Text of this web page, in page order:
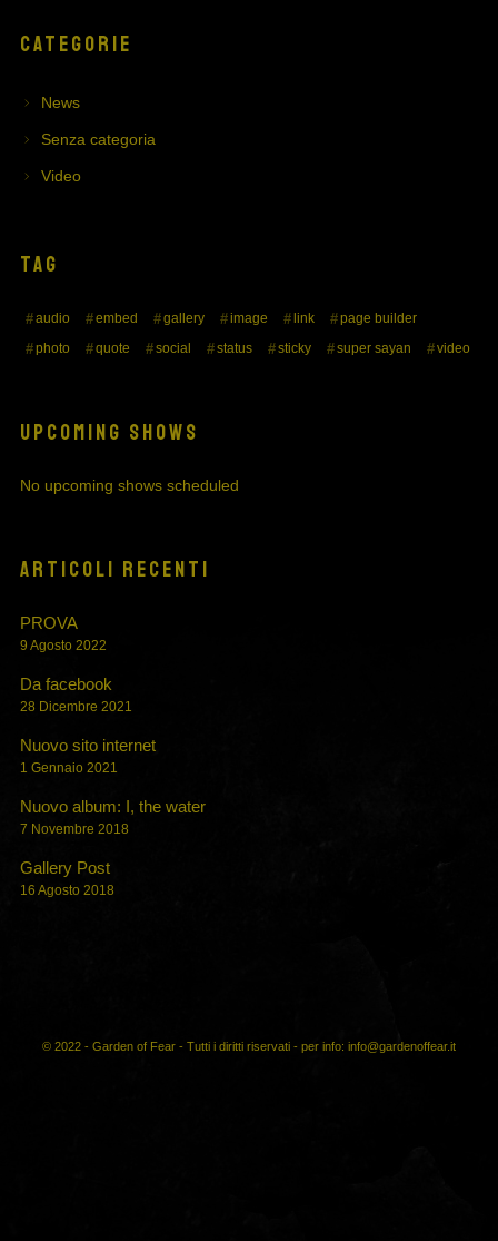
CATEGORIE
News
Senza categoria
Video
TAG
audio embed gallery image link
page builder
photo
quote social status sticky super sayan video
UPCOMING SHOWS
No upcoming shows scheduled
ARTICOLI RECENTI
PROVA
9 Agosto 2022
Da facebook
28 Dicembre 2021
Nuovo sito internet
1 Gennaio 2021
Nuovo album: I, the water
7 Novembre 2018
Gallery Post
16 Agosto 2018
© 2022 - Garden of Fear - Tutti i diritti riservati - per info: info@gardenoffear.it